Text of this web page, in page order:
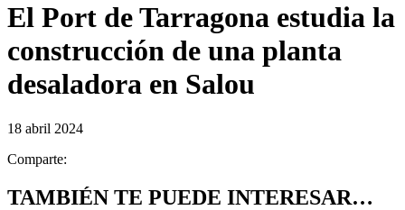
El Port de Tarragona estudia la
construcción de una planta
desaladora en Salou
18 abril 2024
Comparte:
TAMBIÉN TE PUEDE INTERESAR…